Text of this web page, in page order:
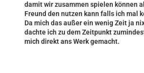
damit wir zusammen spielen können
Freund den nutzen kann falls ich mal
Da mich das außer ein wenig Zeit ja
dachte ich zu dem Zeitpunkt
mich direkt ans Werk gemacht.